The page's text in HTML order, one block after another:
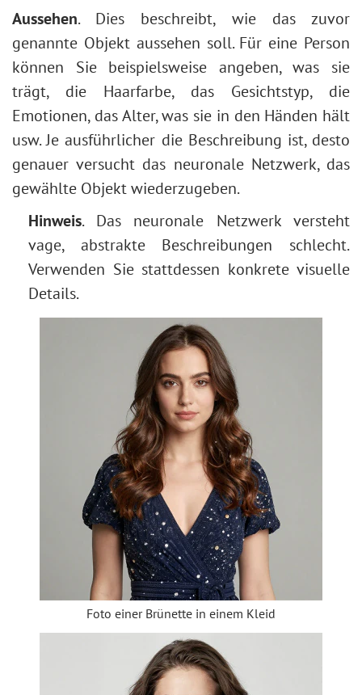
Aussehen. Dies beschreibt, wie das zuvor
genannte Objekt aussehen soll. Für eine Person
können Sie beispielsweise angeben, was sie
trägt, die Haarfarbe, das Gesichtstyp, die
Emotionen, das Alter, was sie in den Händen hält
usw. Je ausführlicher die Beschreibung ist, desto
genauer versucht das neuronale Netzwerk, das
gewählte Objekt wiederzugeben.
Hinweis. Das neuronale Netzwerk versteht
vage, abstrakte Beschreibungen schlecht.
Verwenden Sie stattdessen konkrete visuelle
Details.
Foto einer Brünette in einem Kleid